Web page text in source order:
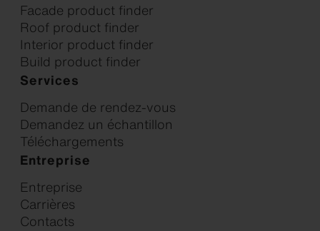
Facade product finder
Roof product finder
Interior product finder
Build product finder
Services
Demande de rendez-vous
Demandez un échantillon
Téléchargements
Entreprise
Entreprise
Carrières
Contacts